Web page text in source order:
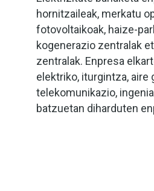
hornitzaileak, merkatu
fotovoltaikoak, haize-
kogenerazio zentralak
zentralak. Enpresa
elektriko, iturgintza, aire
telekomunikazio,
batzuetan diharduten